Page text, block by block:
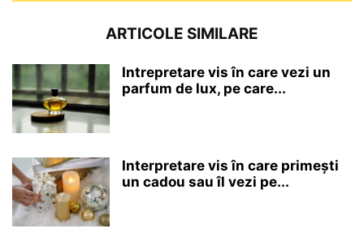
ARTICOLE SIMILARE
Intrepretare vis în care vezi un
parfum de lux, pe care...
Interpretare vis în care primești
un cadou sau îl vezi pe...